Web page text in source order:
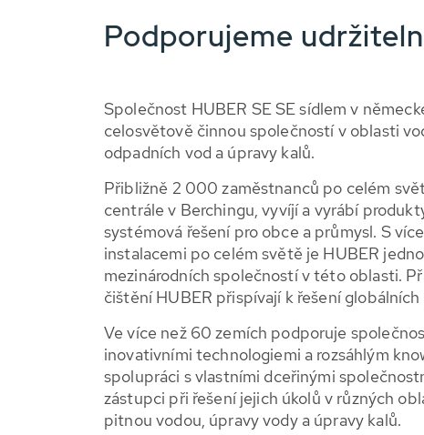
Podporujeme
Společnost HUBER SE SE sídlem v
celosvětově činnou společností v oblasti
odpadních vod a úpravy kalů.
Přibližně 2 000 zaměstnanců po celém
centrále v Berchingu, vyvíjí a vyrábí
systémová řešení pro obce a průmysl. S
instalacemi po celém světě je HUBER
mezinárodních společností v této oblasti.
čištění HUBER přispívají k řešení
Ve více než 60 zemích podporuje
inovativními technologiemi a rozsáhlým
spolupráci s vlastními dceřinými
zástupci při řešení jejich úkolů v různých
pitnou vodou, úpravy vody a úpravy kalů.